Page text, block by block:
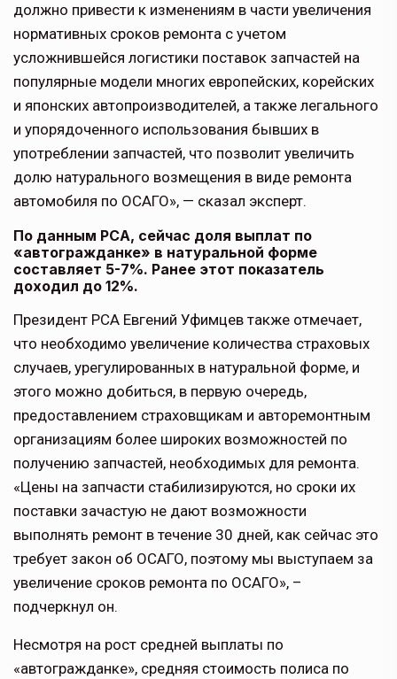
должно привести к изменениям в части увеличения
нормативных сроков ремонта с учетом
усложнившейся логистики поставок запчастей на
популярные модели многих европейских, корейских
и японских автопроизводителей, а также легального
и упорядоченного использования бывших в
употреблении запчастей, что позволит увеличить
долю натурального возмещения в виде ремонта
автомобиля по ОСАГО», — сказал эксперт.
По данным РСА, сейчас доля выплат по
«автогражданке» в натуральной форме
составляет 5-7%. Ранее этот показатель
доходил до 12%.
Президент РСА Евгений Уфимцев также отмечает,
что необходимо увеличение количества страховых
случаев, урегулированных в натуральной форме, и
этого можно добиться, в первую очередь,
предоставлением страховщикам и авторемонтным
организациям более широких возможностей по
получению запчастей, необходимых для ремонта.
«Цены на запчасти стабилизируются, но сроки их
поставки зачастую не дают возможности
выполнять ремонт в течение 30 дней, как сейчас это
требует закон об ОСАГО, поэтому мы выступаем за
увеличение сроков ремонта по ОСАГО», –
подчеркнул он.
Несмотря на рост средней выплаты по
«автогражданке», средняя стоимость полиса по